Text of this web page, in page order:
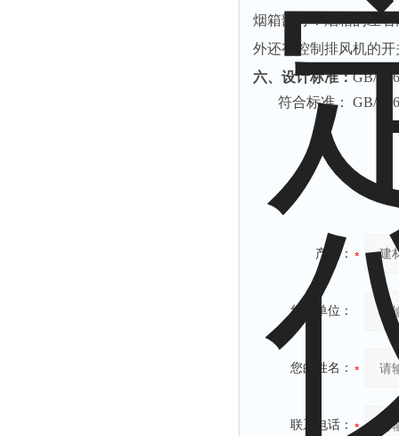
烟箱部分：烟箱的左
外还有控制排风机的
六、设计标准：GB/
符合标准： GB/
产品：
您的单位：
您的姓名：
联系电话：